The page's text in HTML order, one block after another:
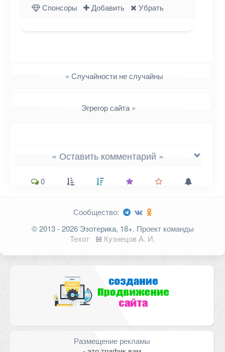
Спонсоры
Добавить Убрать
« Случайности не случайны
Эгрегор сайта »
« Оставить комментарий »
Ваш адрес email не будет
опубликован.
Обязательные поля
0
Сообщество:
© 2013 - 2026 Эзотерика, 18+. Проект команды
Техот
𝌴 Кузнецов А. И.
Размещение рекламы